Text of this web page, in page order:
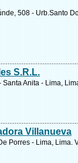
508 - Urb.Santo
S.R.L.
Anita - Lima,
Villanueva
Porres - Lima, Lima.